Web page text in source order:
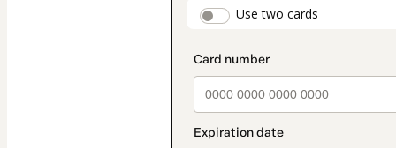
Use two cards
method